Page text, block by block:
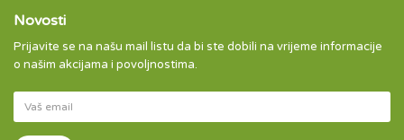
Novosti
Prijavite se na našu mail listu da bi ste dobili na vrijeme informacije
o našim akcijama i povoljnostima.